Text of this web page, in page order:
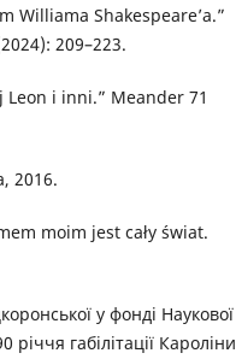
Williama Shakespeare’a.”
209–223.
Leon i inni.” Meander 71
2016.
moim jest cały świat.
у фонді Наукової
річчя габілітації Кароліни